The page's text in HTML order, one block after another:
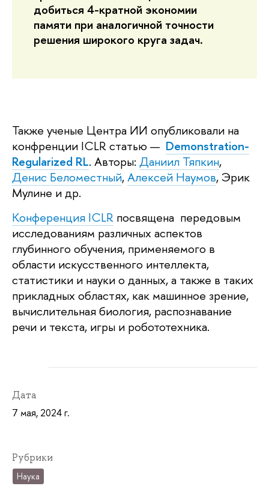
добиться 4-кратной экономии
памяти при аналогичной точности
решения широкого круга задач.
Также ученые Центра ИИ опубликовали на
конфренции ICLR статью — Demonstration-
Regularized RL. Авторы: Даниил Тяпкин,
Денис Беломестный,Алексей Наумов, Эрик
Мулине и др.
Конференция ICLR посвящена передовым
исследованиям различных аспектов
глубинного обучения, применяемого в
области искусственного интеллекта,
статистики и науки о данных, а также в таких
прикладных областях, как машинное зрение,
вычислительная биология, распознавание
речи и текста, игры и робототехника.
Дата
7 мая, 2024 г.
Рубрики
Наука